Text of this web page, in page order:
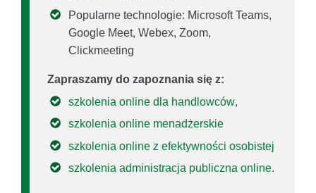
Popularne technologie: Microsoft Teams,
Google Meet, Webex, Zoom,
Clickmeeting
Zapraszamy do zapoznania się z:
szkolenia online dla handlowców,
szkolenia online menadżerskie
szkolenia online z efektywności osobistej
szkolenia administracja publiczna online.